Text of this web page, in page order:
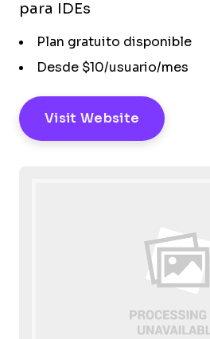
para IDEs
Plan gratuito disponible
Desde $10/usuario/mes
Visit Website